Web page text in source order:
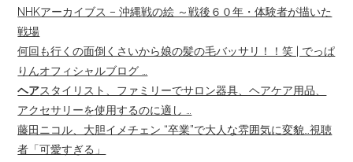
NHKアーカイブス – 沖縄戦の絵 ～戦後６０年・体験者が描いた
戦場
何回も行くの面倒くさいから娘の髪の毛バッサリ！！笑 | でっぱ
りんオフィシャルブログ …
ヘアスタイリスト、ファミリーでサロン器具、ヘアケア用品、
アクセサリーを使用するのに適し …
藤田ニコル、大胆イメチェン “卒業”で大人な雰囲気に変貌…視聴
者「可愛すぎる︎」